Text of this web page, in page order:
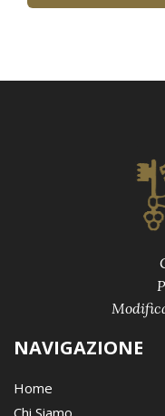
NAVIGAZIONE
Home